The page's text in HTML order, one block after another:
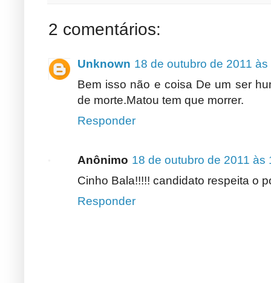
2 comentários:
Unknown 18 de outubro de 2011 às
Bem isso não e coisa De um ser
de morte.Matou tem que morrer.
Responder
Anônimo 18 de outubro de 2011 às
Cinho Bala!!!!! candidato respeita o
Responder